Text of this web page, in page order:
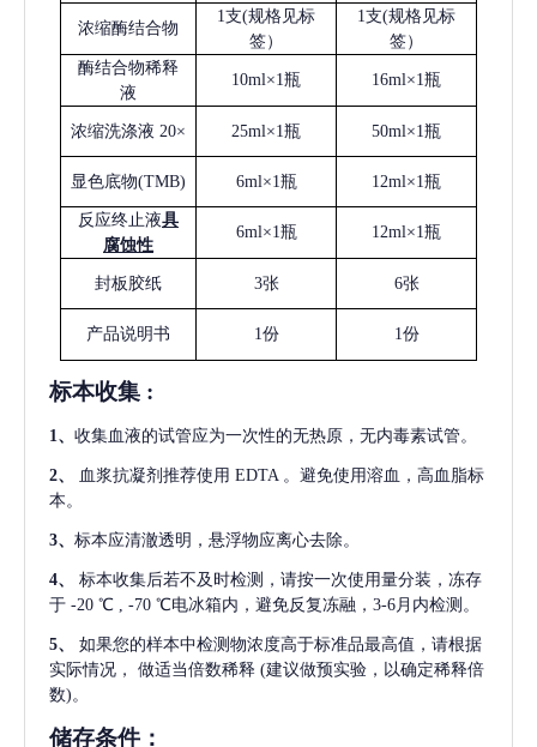
浓缩酶结合物
1支(规格见标
签）
1支(规格见标
签）
酶结合物稀释
液
10ml×1瓶 16ml×1瓶
浓缩洗涤液 20× 25ml×1瓶 50ml×1瓶
显色底物(TMB) 6ml×1瓶 12ml×1瓶
反应终止液具
腐蚀性
6ml×1瓶 12ml×1瓶
封板胶纸 3张 6张
产品说明书 1份 1份
标本收集 :
1 、 收集血液的试管应为一次性的无热原，无内毒素试管。
2、 血浆抗凝剂推荐使用 EDTA 。避免使用溶血，高血脂标
本。
3、 标本应清澈透明，悬浮物应离心去除。
4、
标本收集后若不及时检测，请按一次使用量分装，冻存
于 -20 ℃ , -70 ℃电冰箱内，避免反复冻融，3-6月内检测。
5、
如果您的样本中检测物浓度高于标准品最高值，请根据
实际情况，
做适当倍数稀释 (建议做预实验，以确定稀释倍
数)。
储存条件：